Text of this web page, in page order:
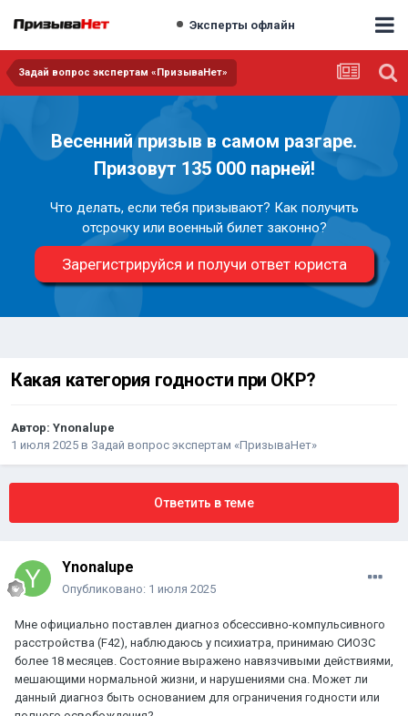
Эксперты офлайн
Задай вопрос экспертам «ПризываНет»
Весенний призыв в самом разгаре.
Призовут 135 000 парней!
Что делать, если тебя призывают? Как получить
отсрочку или военный билет законно?
Зарегистрируйся и получи ответ юриста
Какая категория годности при ОКР?
Автор: Ynonalupe
1 июля 2025 в Задай вопрос экспертам «ПризываНет»
Ответить в теме
Ynonalupe
Опубликовано: 1 июля 2025
Мне официально поставлен диагноз обсессивно-компульсивного
расстройства (F42), наблюдаюсь у психиатра, принимаю СИОЗС
более 18 месяцев. Состояние выражено навязчивыми действиями,
мешающими нормальной жизни, и нарушениями сна. Может ли
данный диагноз быть основанием для ограничения годности или